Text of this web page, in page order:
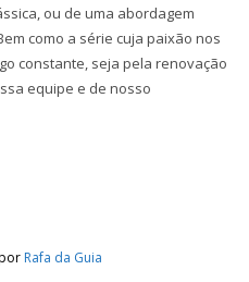
ou de uma abordagem
como a série cuja paixão nos
constante, seja pela renovação
equipe e de nosso
Rafa da Guia